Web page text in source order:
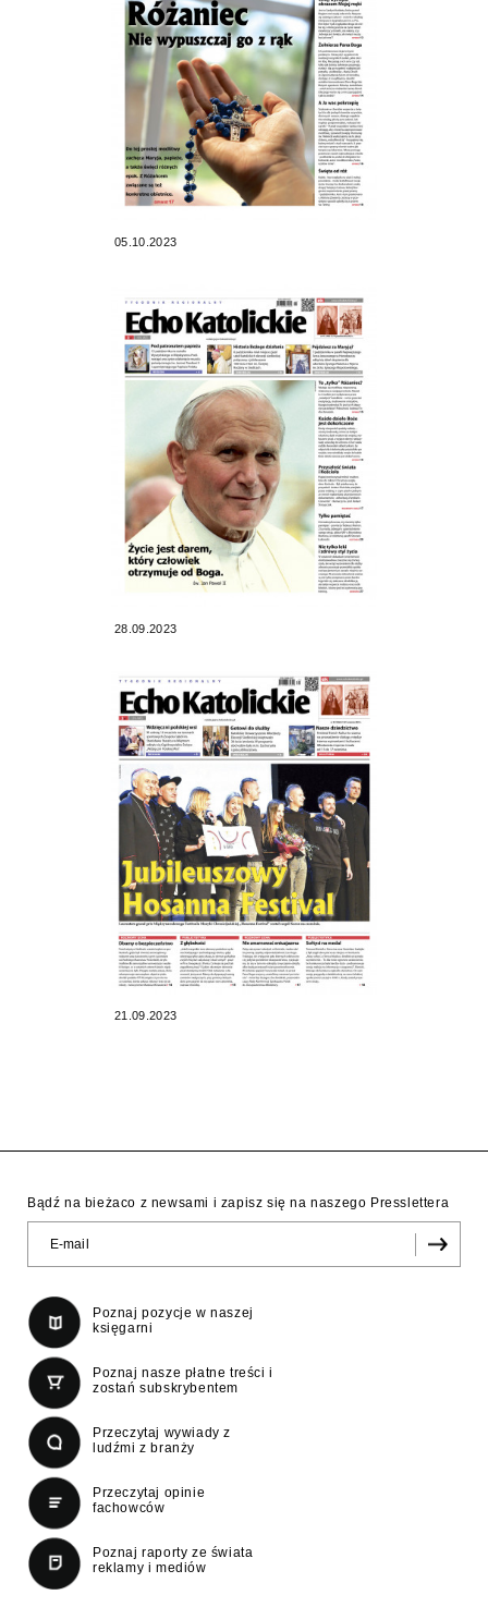
05.10.2023
28.09.2023
21.09.2023
Bądź na bieżaco z newsami i zapisz się na naszego Presslettera
Poznaj pozycje w naszej
księgarni
Poznaj nasze płatne treści i
zostań subskrybentem
Przeczytaj wywiady z
ludźmi z branży
Przeczytaj opinie
fachowców
Poznaj raporty ze świata
reklamy i mediów